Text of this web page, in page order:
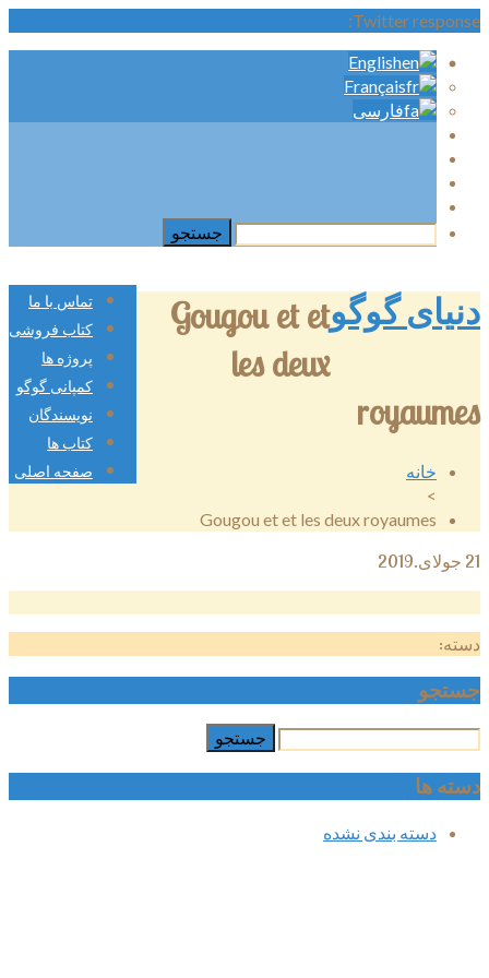
Twitter response:
English
Français
فارسی
دنیای گوگو
تماس با ما
کتاب فروشی
پروژه ها
کمپانی گوگو
نویسندگان
کتاب ها
صفحه اصلی
Gougou et et
les deux
royaumes
خانه
>
Gougou et et les deux royaumes
21 جولای.2019
دسته:
جستجو
دسته ها
دسته بندی نشده